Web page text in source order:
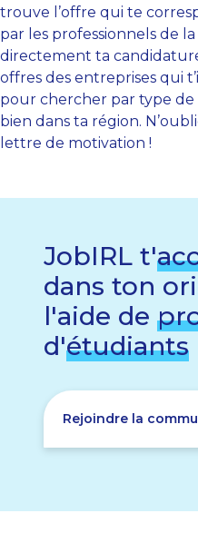
trouve l’offre qui te
par les professionnels de
directement ta
offres des entreprises qui
pour chercher par type
bien dans ta région.
lettre de motivation !
JobIRL t'
dans ton
l'aide de
d'étudiants
Rejoindre la